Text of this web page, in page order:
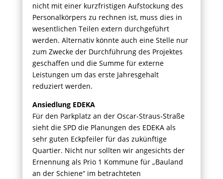
nicht mit einer kurzfristigen Aufstockung des
Personalkörpers zu rechnen ist, muss dies in
wesentlichen Teilen extern durchgeführt
werden. Alternativ könnte auch eine Stelle nur
zum Zwecke der Durchführung des Projektes
geschaffen und die Summe für externe
Leistungen um das erste Jahresgehalt
reduziert werden.
Ansiedlung EDEKA
Für den Parkplatz an der Oscar-Straus-Straße
sieht die SPD die Planungen des EDEKA als
sehr guten Eckpfeiler für das zukünftige
Quartier. Nicht nur sollten wir angesichts der
Ernennung als Prio 1 Kommune für „Bauland
an der Schiene“ im betrachteten